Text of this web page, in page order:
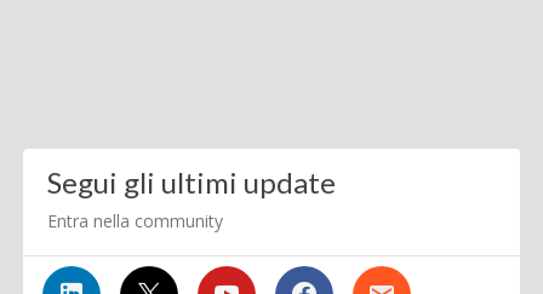
Segui gli ultimi update
Entra nella community